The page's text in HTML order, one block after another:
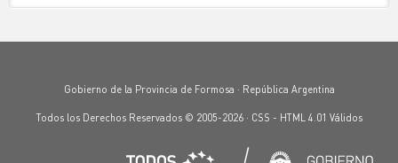
Gobierno de la Provincia de Formosa · República Argentina
Todos los Derechos Reservados © 2005-2026 · CSS - HTML 4.01 Válidos